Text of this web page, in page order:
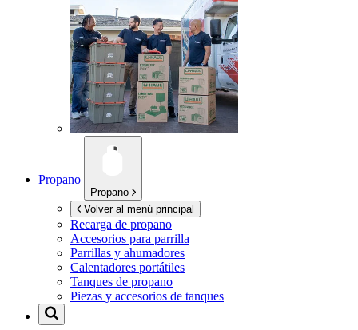
Propano
Propano
Volver al menú principal
Recarga de propano
Accesorios para parrilla
Parrillas y ahumadores
Calentadores portátiles
Tanques de propano
Piezas y accesorios de tanques